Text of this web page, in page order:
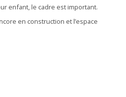
enfant, le cadre est important.
en construction et l’espace